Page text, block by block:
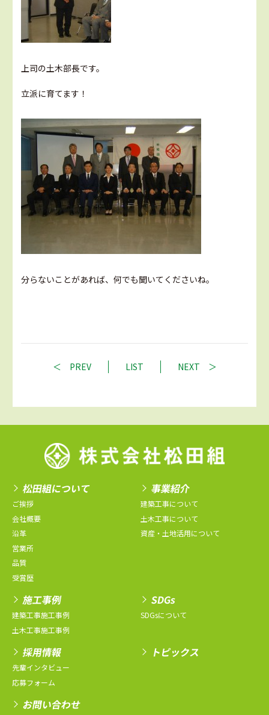
上司の土木部長です。
立派に育てます！
分らないことがあれば、何でも聞いてくださいね。
PREV LIST NEXT
松田組について
ご挨拶
会社概要
沿革
営業所
品質
受賞歴
事業紹介
建築工事について
土木工事について
資産・土地活用について
施工事例
建築工事施工事例
土木工事施工事例
SDGs
SDGsについて
採用情報
先輩インタビュー
応募フォーム
トピックス
お問い合わせ